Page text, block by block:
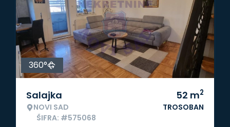
360°
Salajka
NOVI SAD
ŠIFRA: #575068
52 m2
TROSOBAN